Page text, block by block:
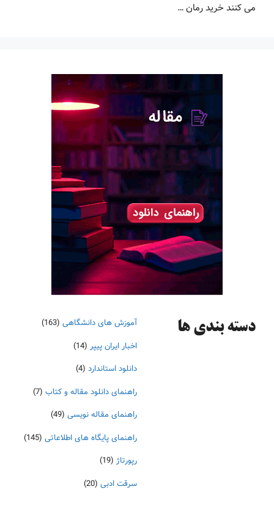
می کنند خرید رمان …
دسته‌ بندی ها آموزش های دانشگاهی (163)
اخبار ایران پیپر (14)
دانلود استاندارد (4)
راهنمای دانلود مقاله و کتاب (7)
راهنمای مقاله نویسی (49)
راهنمای پایگاه های اطلاعاتی (145)
رپورتاژ (19)
سرقت ادبی (20)